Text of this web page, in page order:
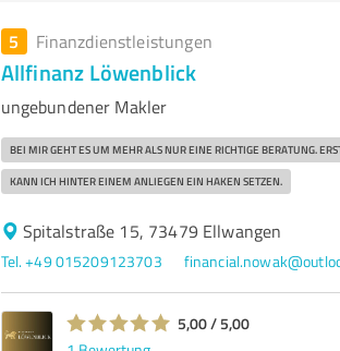
5 Finanzdienstleistungen
Allfinanz Löwenblick
ungebundener Makler
BEI MIR GEHT ES UM MEHR ALS NUR EINE RICHTIGE BERATUNG.
KANN ICH HINTER EINEM ANLIEGEN EIN HAKEN SETZEN.
Spitalstraße 15, 73479 Ellwangen
Tel. +49 015209123703
5,00 / 5,00